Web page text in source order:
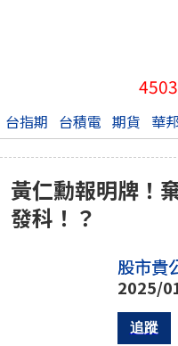
台指期 台積電 期貨 華
黃仁勳報明牌！
發科！？
股市貴
2025/